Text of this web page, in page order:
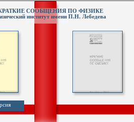
СООБЩЕНИЯ ПО ФИЗИКЕ
институт имени П.Н. Лебедева